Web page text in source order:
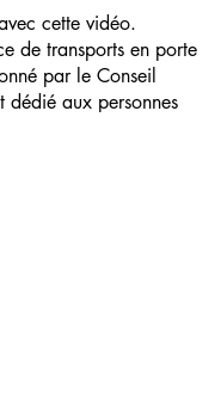
cette vidéo.
de transports en porte
par le Conseil
dédié aux personnes